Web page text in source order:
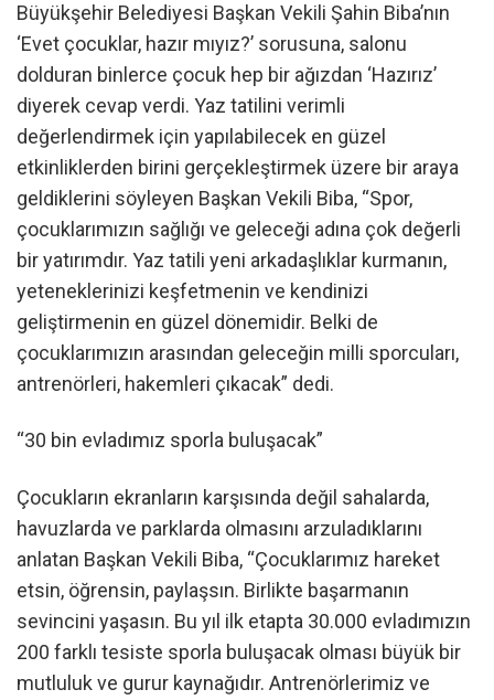
Büyükşehir Belediyesi Başkan Vekili Şahin Biba’nın
‘Evet çocuklar, hazır mıyız?’ sorusuna, salonu
dolduran binlerce çocuk hep bir ağızdan ‘Hazırız’
diyerek cevap verdi. Yaz tatilini verimli
değerlendirmek için yapılabilecek en güzel
etkinliklerden birini gerçekleştirmek üzere bir araya
geldiklerini söyleyen Başkan Vekili Biba, “Spor,
çocuklarımızın sağlığı ve geleceği adına çok değerli
bir yatırımdır. Yaz tatili yeni arkadaşlıklar kurmanın,
yeteneklerinizi keşfetmenin ve kendinizi
geliştirmenin en güzel dönemidir. Belki de
çocuklarımızın arasından geleceğin milli sporcuları,
antrenörleri, hakemleri çıkacak” dedi.
“30 bin evladımız sporla buluşacak”
Çocukların ekranların karşısında değil sahalarda,
havuzlarda ve parklarda olmasını arzuladıklarını
anlatan Başkan Vekili Biba, “Çocuklarımız hareket
etsin, öğrensin, paylaşsın. Birlikte başarmanın
sevincini yaşasın. Bu yıl ilk etapta 30.000 evladımızın
200 farklı tesiste sporla buluşacak olması büyük bir
mutluluk ve gurur kaynağıdır. Antrenörlerimiz ve